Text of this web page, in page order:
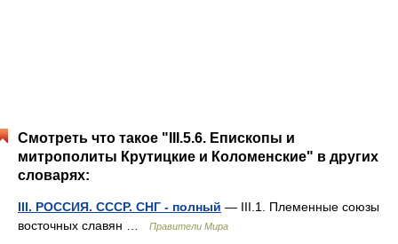
Смотреть что такое "III.5.6. Епископы и
митрополиты Крутицкие и Коломенские" в других
словарях:
III. РОССИЯ. СССР. СНГ - полный — III.1. Племенные союзы
восточных славян …
Правители Мира